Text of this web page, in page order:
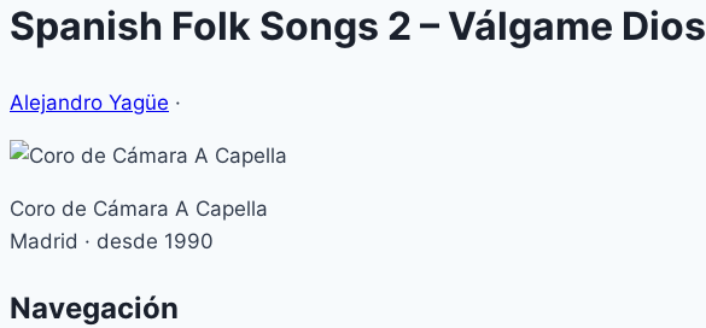
Spanish Folk Songs 2 – Válgame Dios
Alejandro Yagüe ·
Coro de Cámara A Capella
Madrid · desde 1990
Navegación